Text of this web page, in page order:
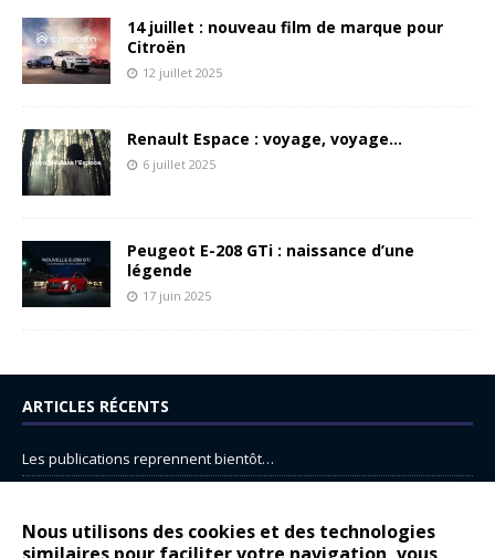
Nous utilisons des cookies et des technologies
14 juillet : nouveau film de marque pour
Citroën
12 juillet 2025
Renault Espace : voyage, voyage…
6 juillet 2025
Peugeot E-208 GTi : naissance d’une
légende
17 juin 2025
ARTICLES RÉCENTS
Les publications reprennent bientôt…
14 juillet : nouveau film de marque pour Citroën